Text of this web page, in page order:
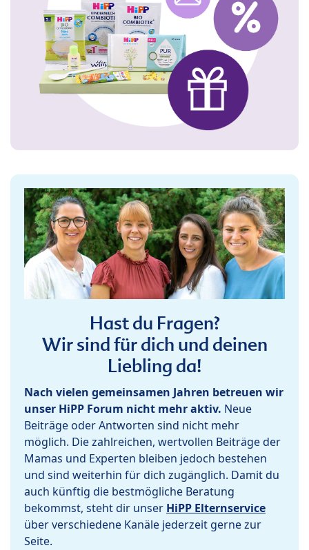
Hast du Fragen?
Wir sind für dich und deinen
Liebling da!
Nach vielen gemeinsamen Jahren betreuen wir
unser HiPP Forum nicht mehr aktiv. Neue
Beiträge oder Antworten sind nicht mehr
möglich. Die zahlreichen, wertvollen Beiträge der
Mamas und Experten bleiben jedoch bestehen
und sind weiterhin für dich zugänglich. Damit du
auch künftig die bestmögliche Beratung
bekommst, steht dir unser HiPP Elternservice
über verschiedene Kanäle jederzeit gerne zur
Seite.